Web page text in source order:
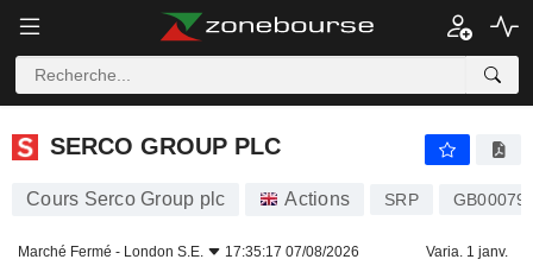
SERCO GROUP PLC
SERCO GROUP PLC
Cours Serco Group plc Actions SRP
Marché Fermé - London S.E. 17:35:17 07/08/2026 Varia. 1 janv.